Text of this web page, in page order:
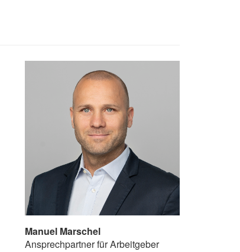
Manuel Marschel
Ansprechpartner für Arbeitgeber